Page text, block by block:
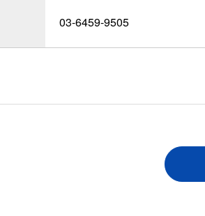
03-6459-9505